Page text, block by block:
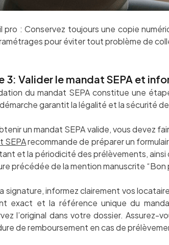
pro : Conservez toujours une copie
pour éviter tout problème de
3: Valider le mandat SEPA et
du mandat SEPA constitue une
garantit la légalité et la sécurité
un mandat SEPA valide, vous devez
SEPArecommande de préparer un
et la périodicité des prélèvements,
précédée de la mention manuscrite
signature, informez clairement vos
exact et la référence unique du
l’original dans votre dossier.
de remboursement en cas de